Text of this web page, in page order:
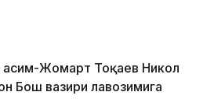
Жомарт Тоқаев Никол
Бош вазири лавозимига